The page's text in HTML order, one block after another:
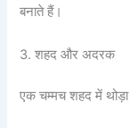
बनाते हैं।
3. शहद और अदरक
एक चम्मच शहद में